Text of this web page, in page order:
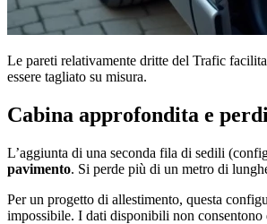
Le pareti relativamente dritte del Trafic
essere tagliato su misura.
Cabina approfondita e
L’aggiunta di una seconda fila di sedili
pavimento. Si perde più di un metro di
Per un progetto di allestimento, questa
impossibile. I dati disponibili non